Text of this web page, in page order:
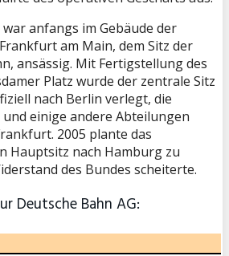
anfangs im Gebäude der
am Main, dem Sitz der
ansässig. Mit Fertigstellung des
Platz wurde der zentrale Sitz
nach Berlin verlegt, die
einige andere Abteilungen
2005 plante das
Hauptsitz nach Hamburg zu
des Bundes scheiterte.
Deutsche Bahn AG: